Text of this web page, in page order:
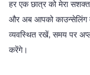
हर एक छात्र को मेरा
और अब आपको काउन्सेलिंग
व्यवस्थित रखें, समय पर
करेंगे।